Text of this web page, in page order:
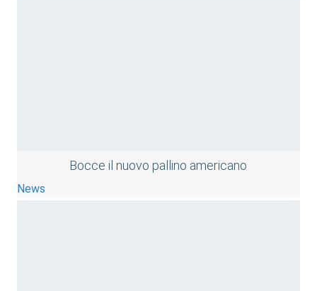
Bocce il nuovo pallino americano
News